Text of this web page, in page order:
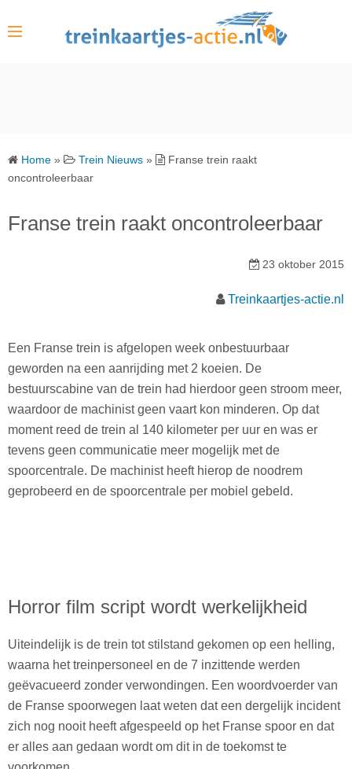
Home » Trein Nieuws »
Franse trein raakt
oncontroleerbaar
Franse trein raakt oncontroleerbaar
23 oktober 2015
Treinkaartjes-actie.nl
Een Franse trein is afgelopen week onbestuurbaar
geworden na een aanrijding met 2 koeien. De
bestuurscabine van de trein had hierdoor geen stroom meer,
waardoor de machinist geen vaart kon minderen. Op dat
moment reed de trein al 140 kilometer per uur en was er
tevens geen communicatie meer mogelijk met de
spoorcentrale. De machinist heeft hierop de noodrem
geprobeerd en de spoorcentrale per mobiel gebeld.
Horror film script wordt werkelijkheid
Uiteindelijk is de trein tot stilstand gekomen op een helling,
waarna het treinpersoneel en de 7 inzittende werden
geëvacueerd zonder verwondingen. Een woordvoerder van
de Franse spoorwegen laat weten dat een dergelijk incident
zich nog nooit heeft afgespeeld op het Franse spoor en dat
er alles aan gedaan wordt om dit in de toekomst te